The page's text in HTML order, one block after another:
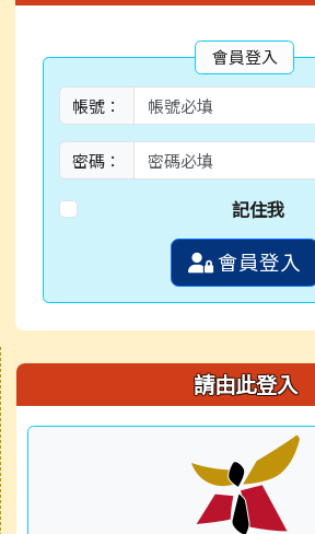
會員登入
帳號：
密碼：
記住我
會員登入
右邊區域內容 請由此登入